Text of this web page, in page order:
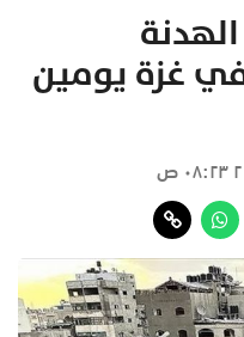
في غزة يومين